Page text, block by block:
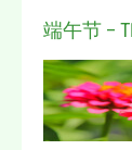
端午节 –